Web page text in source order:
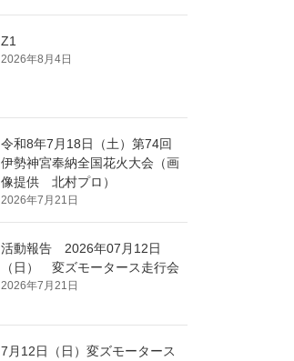
Z1
2026年8月4日
令和8年7月18日（土）第74回
伊勢神宮奉納全国花火大会（画
像提供 北村プロ）
2026年7月21日
活動報告 2026年07月12日
（日） 変ズモータース走行会
2026年7月21日
7月12日（日）変ズモータース